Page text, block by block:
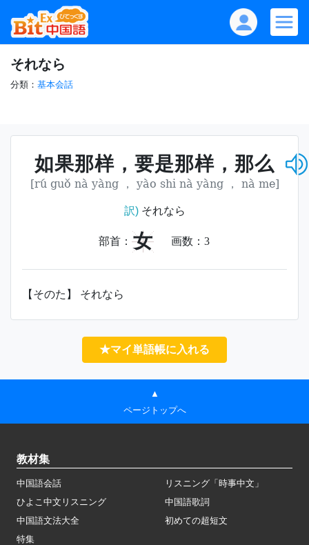
それなら
分類： 基本会話
如果那样，要是那样，那么
[rú guǒ nà yàng ， yào shi nà yàng ， nà me]
訳)それなら
部首： 女 画数： 3
【そのた】 それなら
★マイ単語帳に入れる
▲
ページトップへ
教材集
中国語会話
リスニング「時事中文」
ひよこ中文リスニング
中国語歌詞
中国語文法大全
初めての超短文
特集